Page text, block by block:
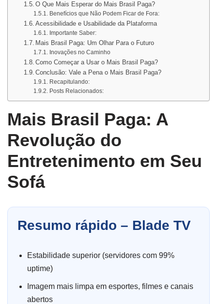
O Que Mais Esperar do Mais Brasil Paga?
Benefícios que Não Podem Ficar de Fora:
Acessibilidade e Usabilidade da Plataforma
Importante Saber:
Mais Brasil Paga: Um Olhar Para o Futuro
Inovações no Caminho
Como Começar a Usar o Mais Brasil Paga?
Conclusão: Vale a Pena o Mais Brasil Paga?
Recapitulando:
Posts Relacionados:
Mais Brasil Paga: A
Revolução do
Entretenimento em Seu
Sofá
Resumo rápido – Blade TV
Estabilidade superior (servidores com 99%
uptime)
Imagem mais limpa em esportes, filmes e canais
abertos